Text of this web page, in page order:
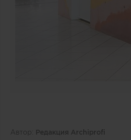
Автор:
Редакция Archiprofi